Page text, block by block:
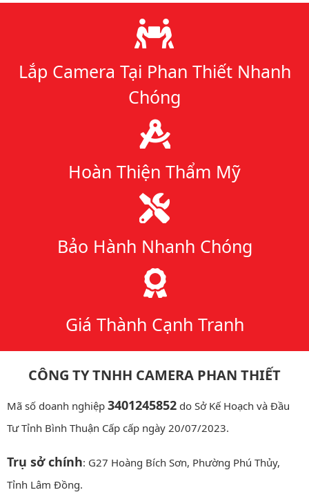
Lý do chọn chúng tôi
Lắp Camera Tại Phan Thiết Nhanh
Chóng
Hoàn Thiện Thẩm Mỹ
Bảo Hành Nhanh Chóng
Giá Thành Cạnh Tranh
CÔNG TY TNHH CAMERA PHAN THIẾT
Mã số doanh nghiệp 3401245852 do Sở Kế Hoạch và Đầu
Tư Tỉnh Bình Thuận Cấp cấp ngày 20/07/2023.
Trụ sở chính: G27 Hoàng Bích Sơn, Phường Phú Thủy,
Tỉnh Lâm Đồng.